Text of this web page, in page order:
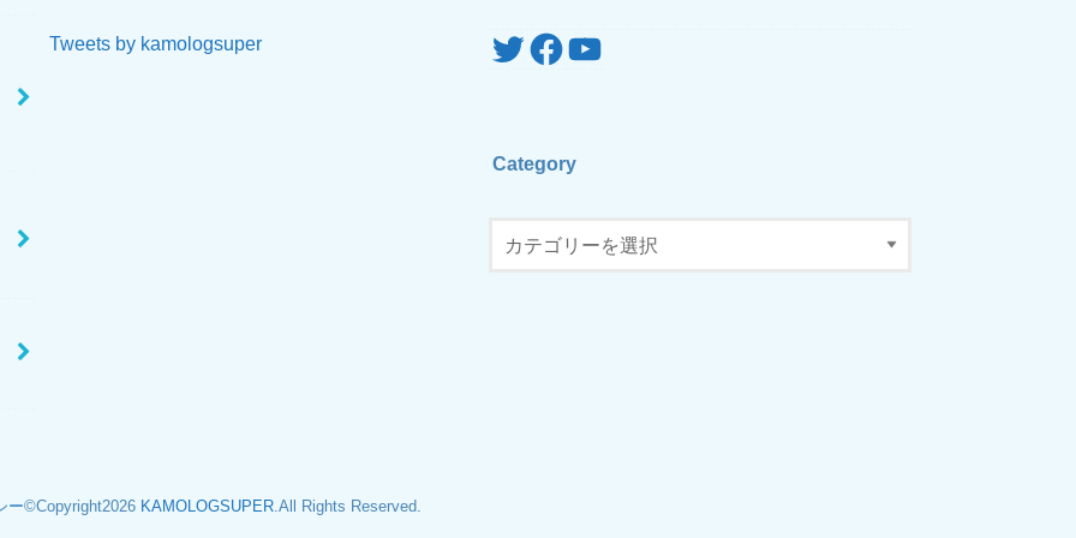
Tweets by kamologsuper TwitterFacebook
YouTube
Category
ー©Copyright2026 KAMOLOGSUPER .All Rights Reserved.